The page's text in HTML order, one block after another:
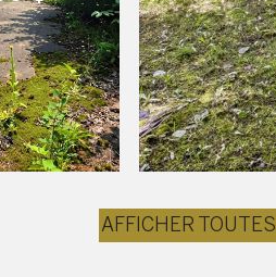
AFFICHER